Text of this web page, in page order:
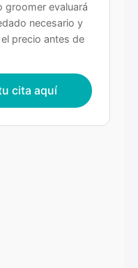
groomer evaluará
necesario y
precio antes de
cita aquí